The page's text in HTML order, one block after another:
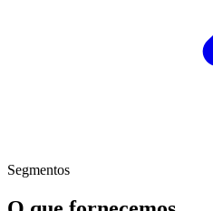
Segmentos